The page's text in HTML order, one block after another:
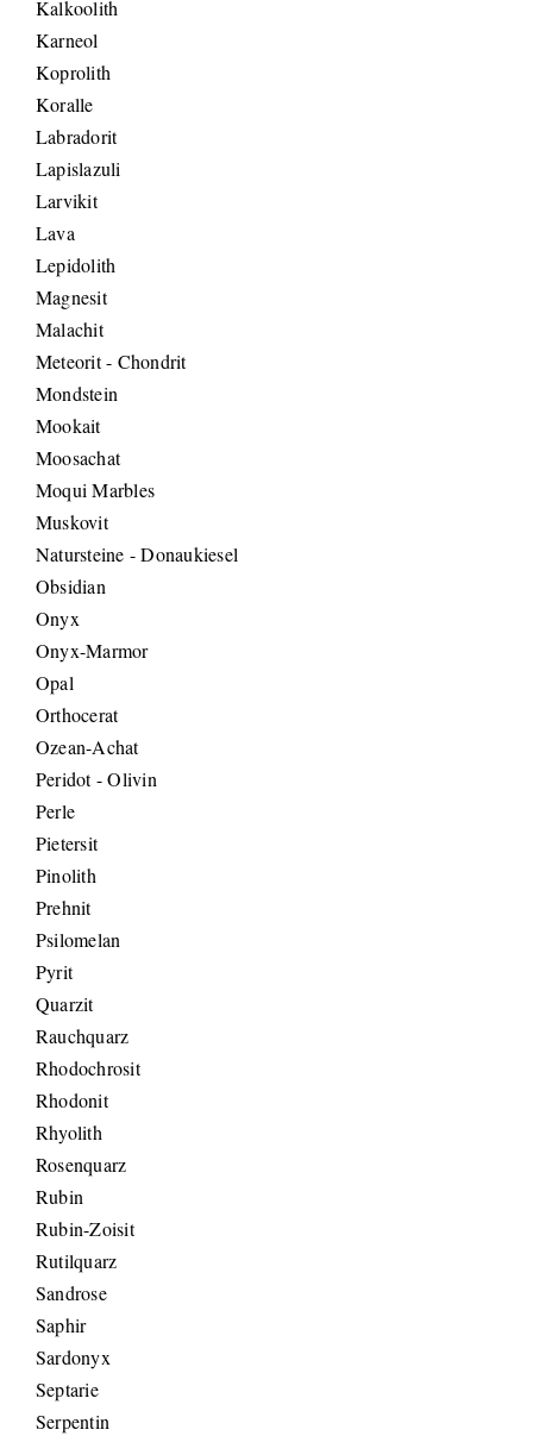
Kalkoolith
Karneol
Koprolith
Koralle
Labradorit
Lapislazuli
Larvikit
Lava
Lepidolith
Magnesit
Malachit
Meteorit - Chondrit
Mondstein
Mookait
Moosachat
Moqui Marbles
Muskovit
Natursteine - Donaukiesel
Obsidian
Onyx
Onyx-Marmor
Opal
Orthocerat
Ozean-Achat
Peridot - Olivin
Perle
Pietersit
Pinolith
Prehnit
Psilomelan
Pyrit
Quarzit
Rauchquarz
Rhodochrosit
Rhodonit
Rhyolith
Rosenquarz
Rubin
Rubin-Zoisit
Rutilquarz
Sandrose
Saphir
Sardonyx
Septarie
Serpentin